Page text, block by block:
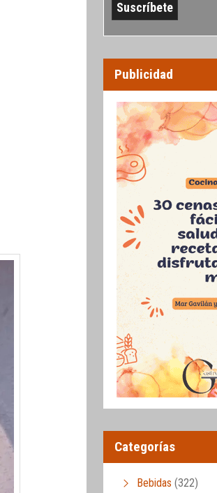
Publicidad
Categorías
Bebidas (322)